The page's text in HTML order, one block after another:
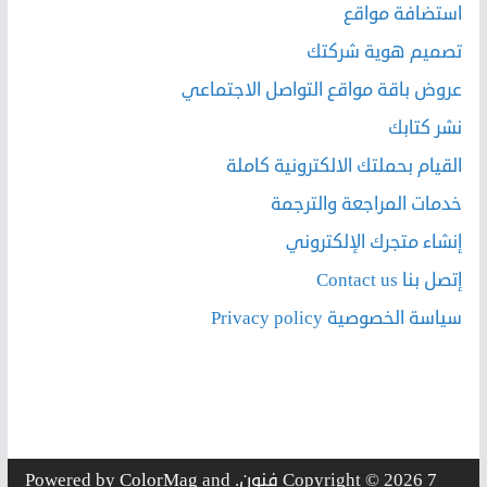
استضافة مواقع
تصميم هوية شركتك
عروض باقة مواقع التواصل الاجتماعي
نشر كتابك
القيام بحملتك الالكترونية كاملة
خدمات المراجعة والترجمة
إنشاء متجرك الإلكتروني
إتصل بنا Contact us
سياسة الخصوصية Privacy policy
Copyright © 2026 7 فنون . Powered by
ColorMag and